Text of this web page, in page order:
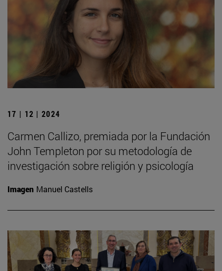
17 | 12 | 2024
Carmen Callizo, premiada por la Fundación
John Templeton por su metodología de
investigación sobre religión y psicología
Imagen Manuel Castells